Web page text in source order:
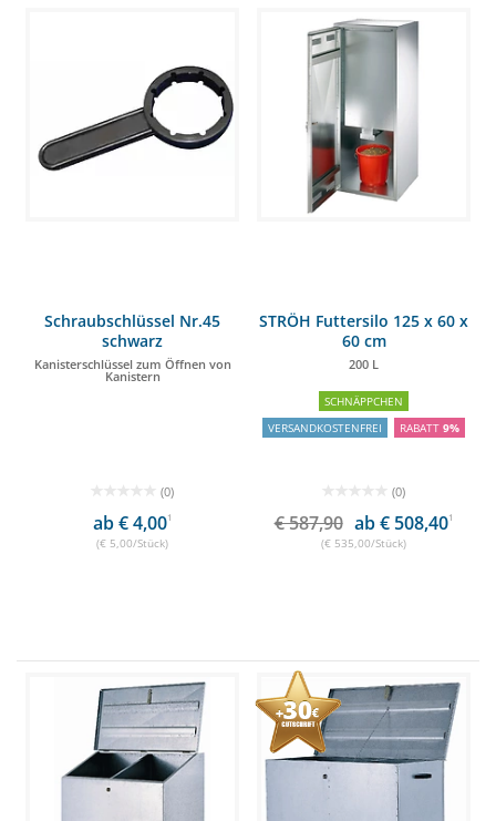
Schraubschlüssel Nr.45
schwarz
Kanisterschlüssel zum Öffnen von
Kanistern
(0)
ab € 4,001
(€ 5,00/Stück)
STRÖH Futtersilo 125 x 60 x
60 cm
200 L
SCHNÄPPCHEN
VERSANDKOSTENFREI
RABATT 9%
(0)
€ 587,90 ab € 508,401
(€ 535,00/Stück)